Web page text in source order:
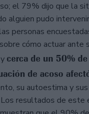
el 79% dijo que la
alguien pudo
personas
cómo actuar ante
cerca de un 50%
de acoso
su autoestima y
resultados de este